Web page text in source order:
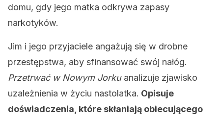
domu, gdy jego matka odkrywa zapasy
narkotyków.
Jim i jego przyjaciele angażują się w drobne
przestępstwa, aby sfinansować swój nałóg.
Przetrwać w Nowym Jorku analizuje zjawisko
uzależnienia w życiu nastolatka. Opisuje
doświadczenia, które skłaniają obiecującego